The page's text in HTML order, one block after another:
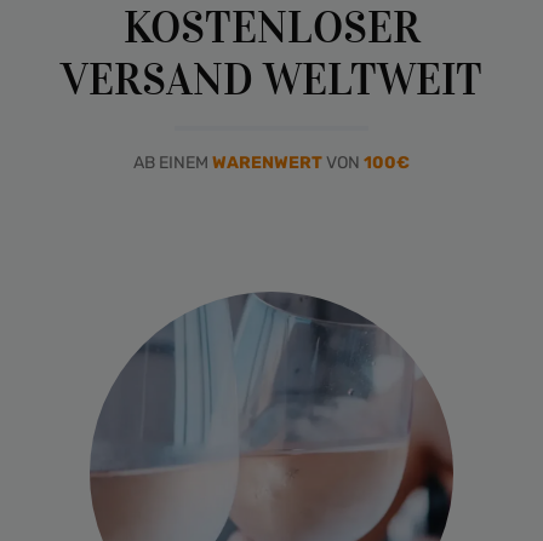
KOSTENLOSER
VERSAND WELTWEIT
AB EINEM WARENWERTVON 100€